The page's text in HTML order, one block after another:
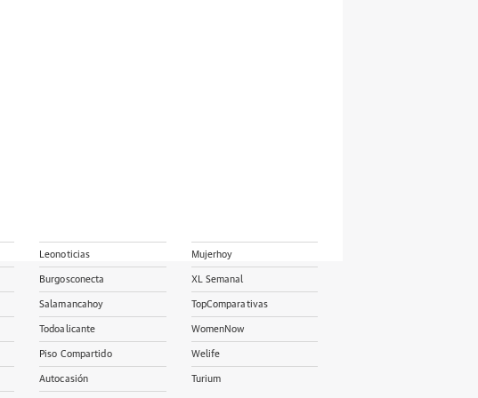
Leonoticias
Burgosconecta
Salamancahoy
Todoalicante
Piso Compartido
Autocasión
Mujerhoy
XL Semanal
TopComparativas
WomenNow
Welife
Turium